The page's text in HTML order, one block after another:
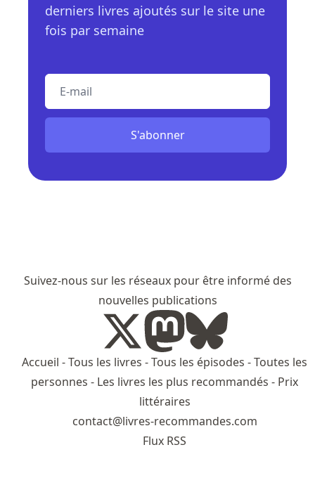
derniers livres ajoutés sur le site une
fois par semaine
E-mail
S'abonner
Suivez-nous sur les réseaux pour être informé des
nouvelles publications
Accueil -Tous les livres -Tous les épisodes -Toutes les
personnes - Les livres les plus recommandés - Prix
littéraires
contact@livres-recommandes.com
Flux RSS